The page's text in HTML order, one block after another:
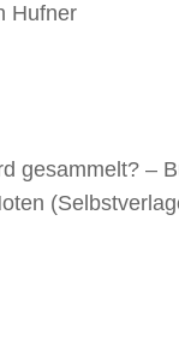
Hufner
gesammelt? –